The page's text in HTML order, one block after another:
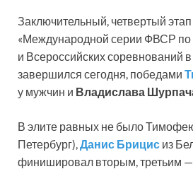
Заключительный, четвертый
«Международной серии ФВСР по
и Всероссийских соревнований
завершился сегодня, победами
у мужчин и Владислава
В элите равных не было
Петербург),Данис Брицис из
финишировал вторым, третьим —